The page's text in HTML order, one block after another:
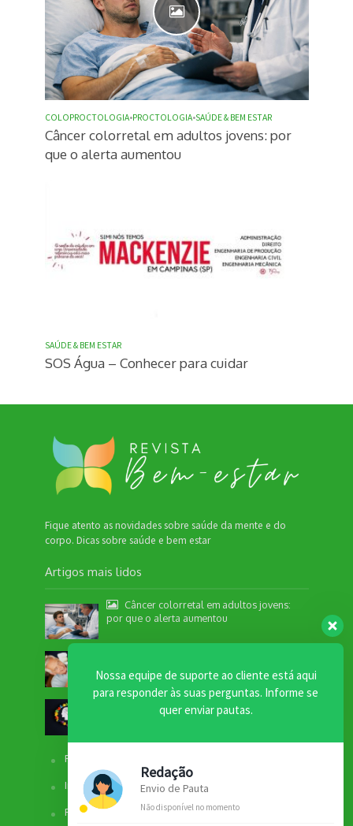
COLOPROCTOLOGIA•PROCTOLOGIA•SAÚDE & BEM ESTAR
Câncer colorretal em adultos jovens: por
que o alerta aumentou
SAÚDE & BEM ESTAR
SOS Água – Conhecer para cuidar
Fique atento as novidades sobre saúde da mente e do
corpo. Dicas sobre saúde e bem estar
Artigos mais lidos
Câncer colorretal em adultos jovens:
por que o alerta aumentou
Dossiê Executivo de Saúde Mental
Facebook
Instagram
Fale com a Redação
Nossa equipe de suporte ao cliente está aqui
para responder às suas perguntas. Informe se
quer enviar pautas.
Redação
Envio de Pauta
Não disponível no momento